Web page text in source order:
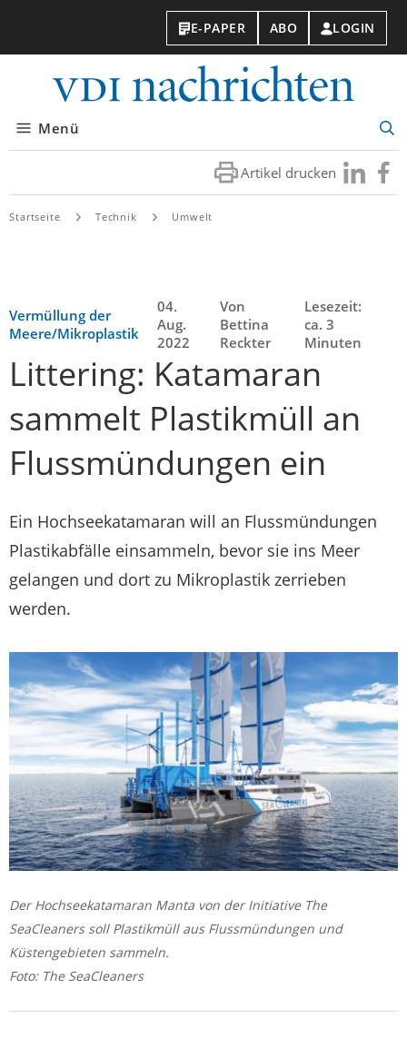
E-PAPER ABO LOGIN
Menü
Artikel drucken Besuchen
Sie
Sie
Startseite Technik Umwelt
Vermüllung der
Meere/Mikroplastik
04.
Aug.
2022
Von
Bettina
Reckter
Lesezeit:
ca. 3
Minuten
Littering: Katamaran
sammelt Plastikmüll an
Flussmündungen ein
Ein Hochseekatamaran will an Flussmündungen
Plastikabfälle einsammeln, bevor sie ins Meer
gelangen und dort zu Mikroplastik zerrieben
werden.
Der Hochseekatamaran Manta von der Initiative The
SeaCleaners soll Plastikmüll aus Flussmündungen und
Küstengebieten sammeln.
Foto: The SeaCleaners